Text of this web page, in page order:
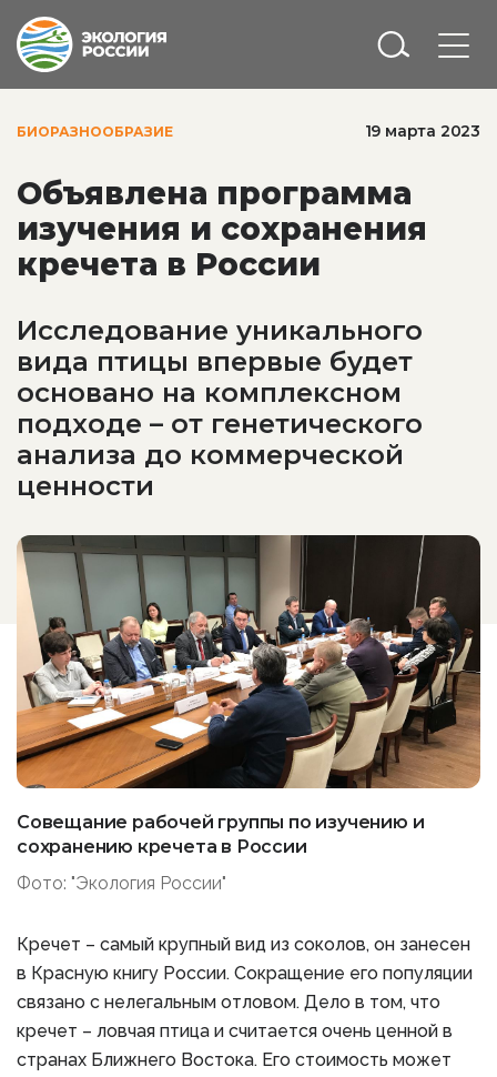
БИОРАЗНООБРАЗИЕ 19 марта 2023
Объявлена программа
изучения и сохранения
кречета в России
Исследование уникального
вида птицы впервые будет
основано на комплексном
подходе – от генетического
анализа до коммерческой
ценности
Совещание рабочей группы по изучению и
сохранению кречета в России
Фото: "Экология России"
Кречет – самый крупный вид из соколов, он занесен
в Красную книгу России. Сокращение его популяции
связано с нелегальным отловом. Дело в том, что
кречет – ловчая птица и считается очень ценной в
странах Ближнего Востока. Его стоимость может